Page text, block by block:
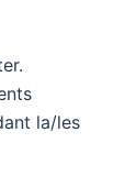
la/les